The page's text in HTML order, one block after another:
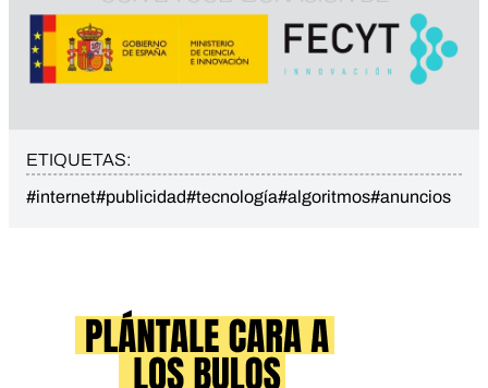
ETIQUETAS:
#internet#publicidad#tecnología#algoritmos#anuncios